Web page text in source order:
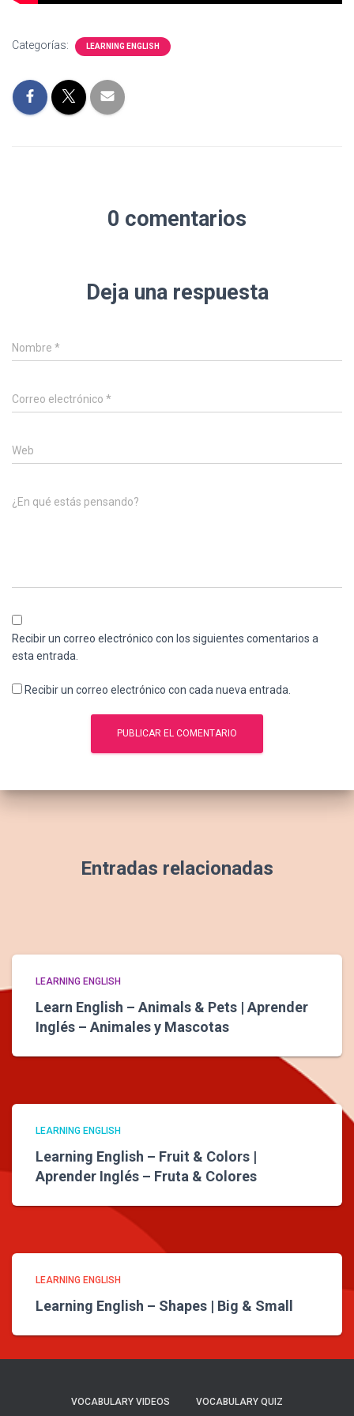
Categorías: LEARNING ENGLISH
0 comentarios
Deja una respuesta
Nombre *
Correo electrónico *
Web
¿En qué estás pensando?
Recibir un correo electrónico con los siguientes comentarios a
esta entrada.
Recibir un correo electrónico con cada nueva entrada.
Entradas relacionadas
LEARNING ENGLISH
Learn English – Animals & Pets | Aprender
Inglés – Animales y Mascotas
LEARNING ENGLISH
Learning English – Fruit & Colors |
Aprender Inglés – Fruta & Colores
LEARNING ENGLISH
Learning English – Shapes | Big & Small
VOCABULARY VIDEOS VOCABULARY QUIZ